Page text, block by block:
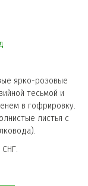
ярко-розовые
тесьмой и
в гофрировку.
листья с